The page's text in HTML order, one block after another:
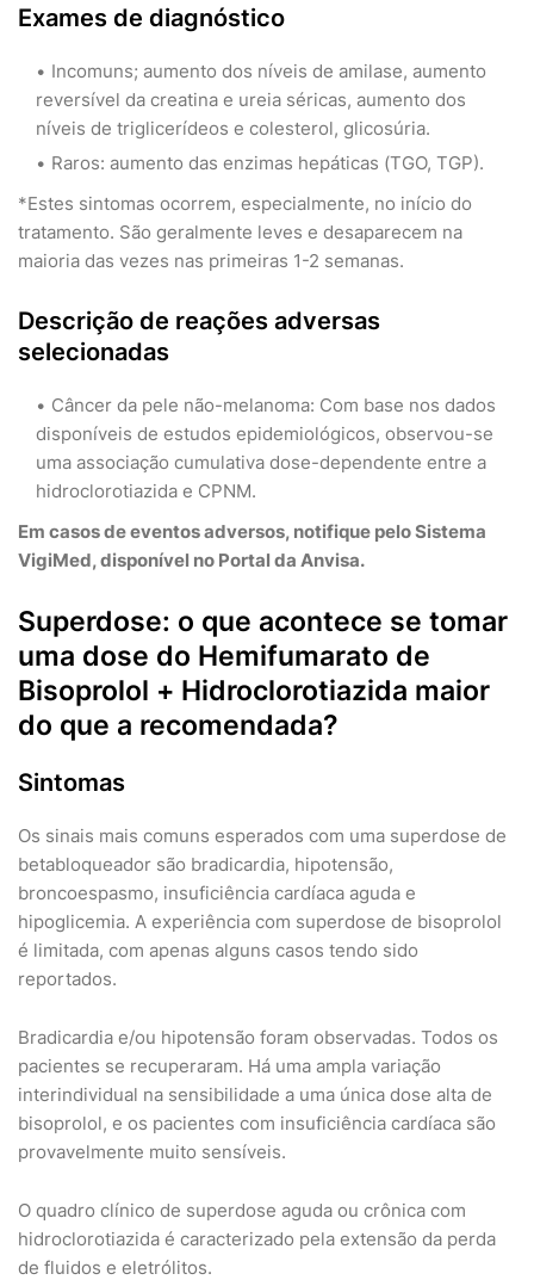
Exames de diagnóstico
Incomuns; aumento dos níveis de amilase, aumento
reversível da creatina e ureia séricas, aumento dos
níveis de triglicerídeos e colesterol, glicosúria.
Raros: aumento das enzimas hepáticas (TGO, TGP).
*Estes sintomas ocorrem, especialmente, no início do
tratamento. São geralmente leves e desaparecem na
maioria das vezes nas primeiras 1-2 semanas.
Descrição de reações adversas
selecionadas
Câncer da pele não-melanoma: Com base nos dados
disponíveis de estudos epidemiológicos, observou-se
uma associação cumulativa dose-dependente entre a
hidroclorotiazida e CPNM.
Em casos de eventos adversos, notifique pelo Sistema
VigiMed, disponível no Portal da Anvisa.
Superdose: o que acontece se tomar
uma dose do Hemifumarato de
Bisoprolol + Hidroclorotiazida maior
do que a recomendada?
Sintomas
Os sinais mais comuns esperados com uma superdose de
betabloqueador são bradicardia, hipotensão,
broncoespasmo, insuficiência cardíaca aguda e
hipoglicemia. A experiência com superdose de bisoprolol
é limitada, com apenas alguns casos tendo sido
reportados.
Bradicardia e/ou hipotensão foram observadas. Todos os
pacientes se recuperaram. Há uma ampla variação
interindividual na sensibilidade a uma única dose alta de
bisoprolol, e os pacientes com insuficiência cardíaca são
provavelmente muito sensíveis.
O quadro clínico de superdose aguda ou crônica com
hidroclorotiazida é caracterizado pela extensão da perda
de fluidos e eletrólitos.